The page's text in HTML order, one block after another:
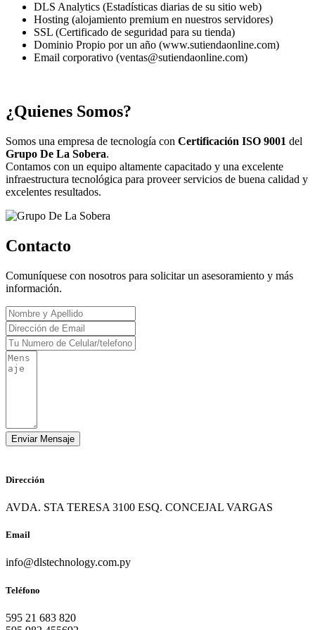
DLS Analytics (Estadísticas diarias de su sitio web)
Hosting (alojamiento premium en nuestros servidores)
SSL (Certificado de seguridad para su tienda)
Dominio Propio por un año (www.sutiendaonline.com)
Email corporativo (ventas@sutiendaonline.com)
¿Quienes Somos?
Somos una empresa de tecnología con Certificación ISO 9001 del
Grupo De La Sobera.
Contamos con un equipo altamente capacitado y una excelente
infraestructura tecnológica para proveer servicios de buena calidad y
excelentes resultados.
Contacto
Comuníquese con nosotros para solicitar un asesoramiento y más
información.
Dirección
AVDA. STA TERESA 3100 ESQ. CONCEJAL VARGAS
Email
info@dlstechnology.com.py
Teléfono
595 21 683 820